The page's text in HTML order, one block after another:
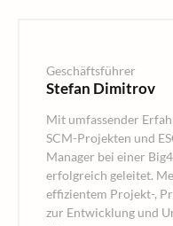
Geschäftsführer
Stefan Dimitrov
Mit umfassender
SCM-Projekten und
Manager bei einer
erfolgreich geleitet.
effizientem Projekt-,
zur Entwicklung und